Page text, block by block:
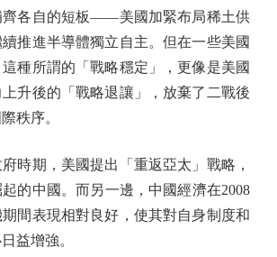
齊各自的短板——美國加緊布局稀土供
推進半導體獨立自主。但在一些美國
種所謂的「戰略穩定」，更像是美國
升後的「戰略退讓」，放棄了二戰後
秩序。
期，美國提出「重返亞太」戰略，
的中國。而另一邊，中國經濟在2008
間表現相對良好，使其對自身制度和
益增強。